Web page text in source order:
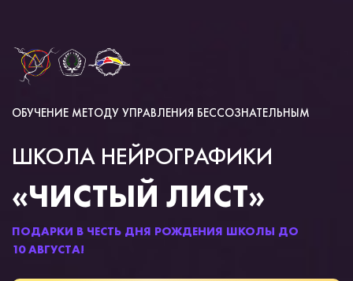
ОБУЧЕНИЕ МЕТОДУ УПРАВЛЕНИЯ БЕССОЗНАТЕЛЬНЫМ
ШКОЛА НЕЙРОГРАФИКИ
«ЧИСТЫЙ ЛИСТ»
ПОДАРКИ В ЧЕСТЬ ДНЯ РОЖДЕНИЯ ШКОЛЫ ДО
10 АВГУСТА!